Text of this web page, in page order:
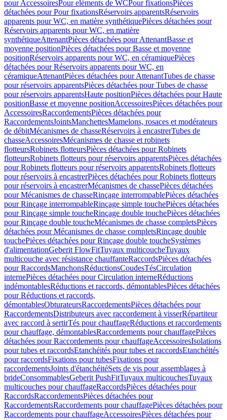
pour AccessoiresPour eléments de WCPour fixationsPièces
détachées pour Pour fixationsRéservoirs apparentsRéservoirs
apparents pour WC, en matière synthétiquePièces détachées pour
Réservoirs apparents pour WC, en matière
synthétiqueAttenantPièces détachées pour AttenantBasse et
moyenne positionPièces détachées pour Basse et moyenne
positionRéservoirs apparents pour WC, en céramiquePièces
détachées pour Réservoirs apparents pour WC, en
céramiqueAttenantPièces détachées pour AttenantTubes de chasse
pour réservoirs apparentsPièces détachées pour Tubes de chasse
pour réservoirs apparentsHaute positionPièces détachées pour Haute
positionBasse et moyenne positionAccessoiresPièces détachées pour
AccessoiresRaccordementsPièces détachées pour
RaccordementsJointsManchettesMamelons, rosaces et modérateurs
de débitMécanismes de chasseRéservoirs à encastrerTubes de
chasseAccessoiresMécanismes de chasse et robinets
flotteursRobinets flotteursPièces détachées pour Robinets
flotteursRobinets flotteurs pour réservoirs apparentsPièces détachées
pour Robinets flotteurs pour réservoirs apparentsRobinets flotteurs
pour réservoirs à encastrerPièces détachées pour Robinets flotteurs
pour réservoirs à encastrerMécanismes de chassePièces détachées
pour Mécanismes de chasseRinçage interrompablePièces détachées
pour Rinçage interrompableRinçage simple touchePièces détachées
pour Rinçage simple toucheRinçage double touchePièces détachées
pour Rinçage double toucheMécanismes de chasse completsPièces
détachées pour Mécanismes de chasse completsRinçage double
touchePièces détachées pour Rinçage double toucheSystèmes
d'alimentationGeberit FlowFitTuyaux multicoucheTuyaux
multicouche avec résistance chauffanteRaccordsPièces détachées
pour RaccordsManchonsRéductionsCoudesTésCirculation
internePièces détachées pour Circulation interneRéductions
indémontablesRéductions et raccords, démontablesPièces détachées
pour Réductions et raccords,
démontablesObturateursRaccordementsPièces détachées pour
RaccordementsDistributeurs avec raccordement à visserRépartiteur
avec raccord à sertirTés pour chauffageRéductions et raccordements
pour chauffage, démontablesRaccordements pour chauffagePièces
détachées pour Raccordements pour chauffageAccessoiresIsolations
pour tubes et raccordsEtanchéités pour tubes et raccordsEtanchéités
pour raccordsFixations pour tubesFixations pour
raccordementsJoints d'étanchéitéSets de vis pour assemblages à
brideConsommablesGeberit PushFitTuyaux multicouchesTuyaux
multicouches pour chauffageRaccordsPièces détachées pour
RaccordsRaccordementsPièces détachées pour
RaccordementsRaccordements pour chauffagePièces détachées pour
Raccordements pour chauffageAccessoiresPièces détachées pour